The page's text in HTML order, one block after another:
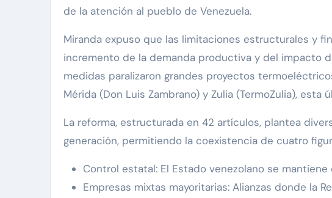
de la atención al pueblo de Venezuela.
Miranda expuso que las limitaciones estructurales y
incremento de la demanda productiva y del impacto
medidas paralizaron grandes proyectos
Mérida (Don Luis Zambrano) y Zulia (TermoZulia),
La reforma, estructurada en 42 artículos, plantea
generación, permitiendo la coexistencia de cuatro
Control estatal: El Estado venezolano se
Empresas mixtas mayoritarias: Alianzas donde la